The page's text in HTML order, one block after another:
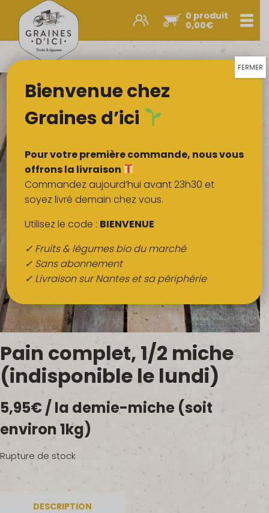
0 produit
0,00€
Promos et nouveautés
Légumes & œufs
Fruits
Viandes
Boulangerie
Crémerie
Poissons
Épicerie sucrée
Épices
Boissons
QUI SOMMES-NOUS ?
FRUITS BIO AU BUREAU
NOS PRODUCTEURS
NOS MARCHÉS
Pain complet, 1/2 miche
(indisponible le lundi)
5,95€/ la demie-miche (soit
environ 1kg)
Rupture de stock
DESCRIPTION
Bienvenue chez
Graines d’ici
Pour votre première commande, nous vous
offrons la livraison
Commandez aujourd’hui avant 23h30 et
soyez livré demain chez vous.
Utilisez le code : BIENVENUE
✓ Fruits & légumes bio du marché
✓ Sans abonnement
✓ Livraison sur Nantes et sa périphérie
FERMER